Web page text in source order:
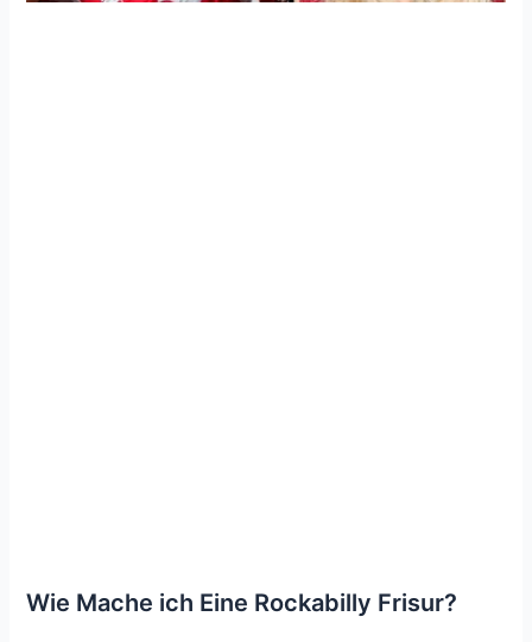
Wie Mache ich Eine Rockabilly Frisur?